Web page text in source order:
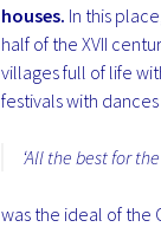
houses. In this
half of the XVII
villages full of life
festivals with
‘All the best for
was the ideal of the